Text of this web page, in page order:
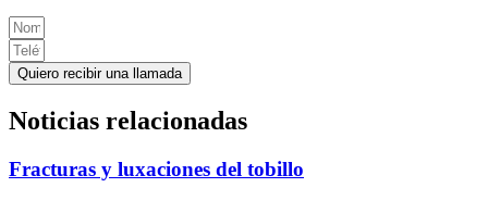
Quiero recibir una llamada
Noticias relacionadas
Fracturas y luxaciones del tobillo